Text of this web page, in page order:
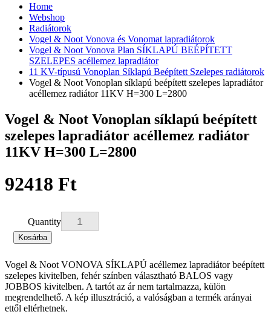
Home
Webshop
Radiátorok
Vogel & Noot Vonova és Vonomat lapradiátorok
Vogel & Noot Vonova Plan SÍKLAPÚ BEÉPÍTETT
SZELEPES acéllemez lapradiátor
11 KV-típusú Vonoplan Síklapú Beépített Szelepes radiátorok
Vogel & Noot Vonoplan síklapú beépített szelepes lapradiátor
acéllemez radiátor 11KV H=300 L=2800
Vogel & Noot Vonoplan síklapú beépített
szelepes lapradiátor acéllemez radiátor
11KV H=300 L=2800
92418 Ft
Quantity
Kosárba
Vogel & Noot VONOVA SÍKLAPÚ acéllemez lapradiátor beépített
szelepes kivitelben, fehér színben választható BALOS vagy
JOBBOS kivitelben. A tartót az ár nem tartalmazza, külön
megrendelhető. A kép illusztráció, a valóságban a termék arányai
ettől eltérhetnek.